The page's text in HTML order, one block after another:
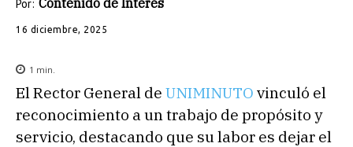
Por:
16 diciembre, 2025
1 min.
El Rector General de UNIMINUTO vinculó el
reconocimiento a un trabajo de propósito y
servicio, destacando que su labor es dejar el